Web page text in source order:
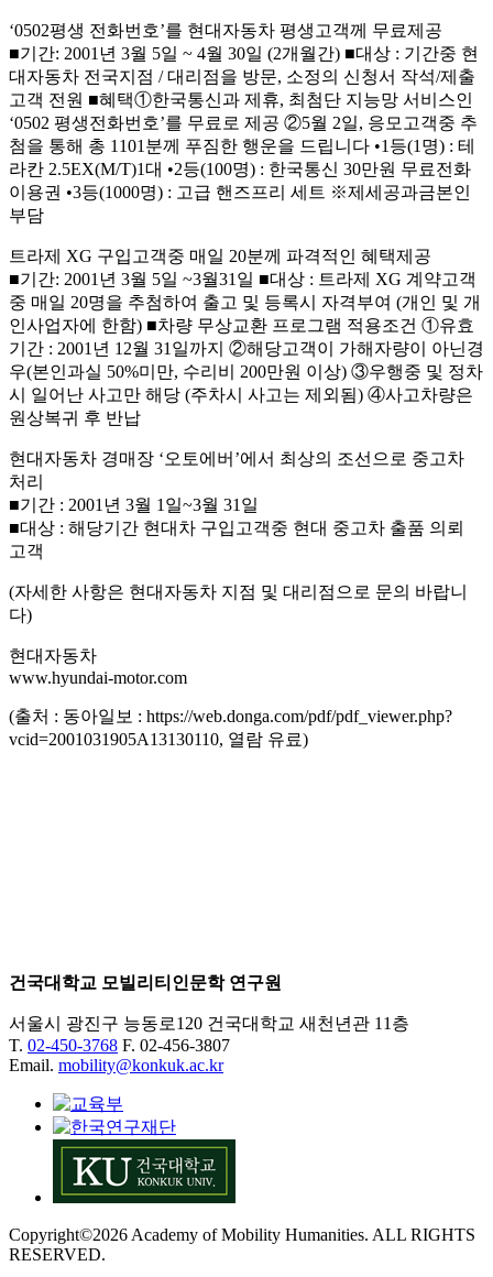
‘0502평생 전화번호’를 현대자동차 평생고객께 무료제공
■기간: 2001년 3월 5일 ~ 4월 30일 (2개월간) ■대상 : 기간중 현
대자동차 전국지점 / 대리점을 방문, 소정의 신청서 작석/제출
고객 전원 ■혜택①한국통신과 제휴, 최첨단 지능망 서비스인
‘0502 평생전화번호’를 무료로 제공 ②5월 2일, 응모고객중 추
첨을 통해 총 1101분께 푸짐한 행운을 드립니다 •1등(1명) : 테
라칸 2.5EX(M/T)1대 •2등(100명) : 한국통신 30만원 무료전화
이용권 •3등(1000명) : 고급 핸즈프리 세트 ※제세공과금본인
부담
트라제 XG 구입고객중 매일 20분께 파격적인 혜택제공
■기간: 2001년 3월 5일 ~3월31일 ■대상 : 트라제 XG 계약고객
중 매일 20명을 추첨하여 출고 및 등록시 자격부여 (개인 및 개
인사업자에 한함) ■차량 무상교환 프로그램 적용조건 ①유효
기간 : 2001년 12월 31일까지 ②해당고객이 가해자량이 아닌경
우(본인과실 50%미만, 수리비 200만원 이상) ③우행중 및 정차
시 일어난 사고만 해당 (주차시 사고는 제외됨) ④사고차량은
원상복귀 후 반납
현대자동차 경매장 ‘오토에버’에서 최상의 조선으로 중고차
처리
■기간 : 2001년 3월 1일~3월 31일
■대상 : 해당기간 현대차 구입고객중 현대 중고차 출품 의뢰
고객
(자세한 사항은 현대자동차 지점 및 대리점으로 문의 바랍니
다)
현대자동차
www.hyundai-motor.com
(출처 : 동아일보 : https://web.donga.com/pdf/pdf_viewer.php?
vcid=2001031905A13130110, 열람 유료)
건국대학교 모빌리티인문학 연구원
서울시 광진구 능동로120 건국대학교 새천년관 11층
T. 02-450-3768 F. 02-456-3807
Email. mobility@konkuk.ac.kr
Copyright©2026 Academy of Mobility Humanities. ALL RIGHTS
RESERVED.